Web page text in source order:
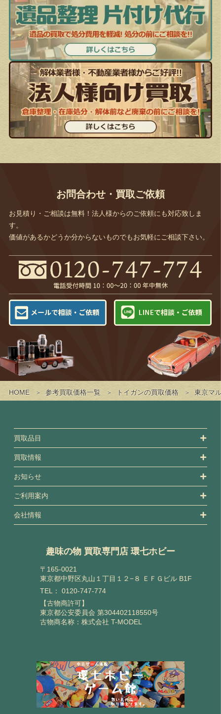
HOME 参考買取価格一覧 トイガンの買取価格 東京マ
お問合わせ・買取ご依頼
お見積り・ご相談は無料！法人様からのご依頼にも対応致しま
す。
価値があるかどうか分からないものでもお気軽にご相談下さい。
買取品目
買取情報
お知らせ
ご利用案内
会社情報
趣味の物 買取専門店 環七ホビー
〒165-0021
東京都中野区丸山１丁目１２−８ ＥＦＧビル B1F
TEL： 0120-747-774
【古物商許可】
東京都公安委員会 第304402118550号
古物商名称：株式会社 T-MODEL